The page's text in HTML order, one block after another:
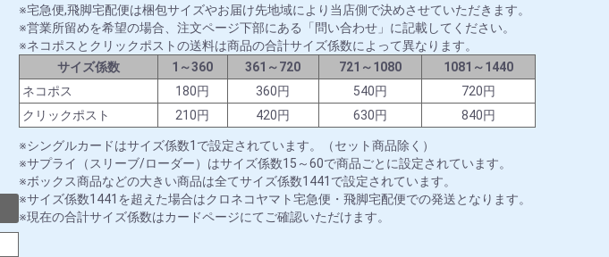
宅急便,飛脚宅配便は梱包サイズやお届け先地域により当店側で決めさせていただきます。
営業所留めを希望の場合、注文ページ下部にある「問い合わせ」に記載してください。
ネコポスとクリックポストの送料は商品の合計サイズ係数によって異なります。
サイズ係数
1～360 361～720 721～1080
1081～1440
ネコポス
180円 360円 540円
720円
クリックポスト
210円 420円 630円 840円
シングルカードはサイズ係数1で設定されています。（セット商品除く）
サプライ（スリーブ/ローダー）はサイズ係数15～60で商品ごとに設定されています。
ボックス商品などの大きい商品は全てサイズ係数1441で設定されています。
サイズ係数1441を超えた場合はクロネコヤマト宅急便・飛脚宅配便での発送となります。
現在の合計サイズ係数はカードページにてご確認いただけます。